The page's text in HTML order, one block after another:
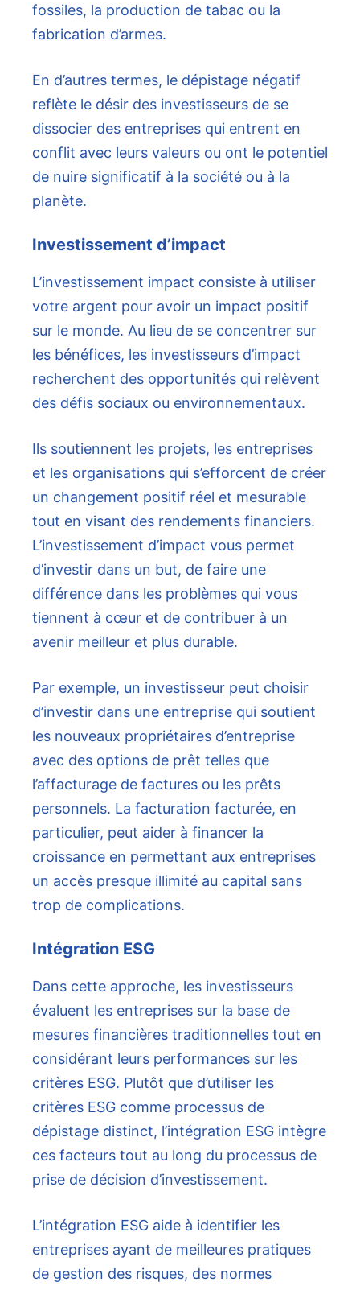
fossiles, la production de tabac ou la
fabrication d’armes.
En d’autres termes, le dépistage négatif
reflète le désir des investisseurs de se
dissocier des entreprises qui entrent en
conflit avec leurs valeurs ou ont le potentiel
de nuire significatif à la société ou à la
planète.
Investissement d’impact
L’investissement impact consiste à utiliser
votre argent pour avoir un impact positif
sur le monde. Au lieu de se concentrer sur
les bénéfices, les investisseurs d’impact
recherchent des opportunités qui relèvent
des défis sociaux ou environnementaux.
Ils soutiennent les projets, les entreprises
et les organisations qui s’efforcent de créer
un changement positif réel et mesurable
tout en visant des rendements financiers.
L’investissement d’impact vous permet
d’investir dans un but, de faire une
différence dans les problèmes qui vous
tiennent à cœur et de contribuer à un
avenir meilleur et plus durable.
Par exemple, un investisseur peut choisir
d’investir dans une entreprise qui soutient
les nouveaux propriétaires d’entreprise
avec des options de prêt telles que
l’affacturage de factures ou les prêts
personnels. La facturation facturée, en
particulier, peut aider à financer la
croissance en permettant aux entreprises
un accès presque illimité au capital sans
trop de complications.
Intégration ESG
Dans cette approche, les investisseurs
évaluent les entreprises sur la base de
mesures financières traditionnelles tout en
considérant leurs performances sur les
critères ESG. Plutôt que d’utiliser les
critères ESG comme processus de
dépistage distinct, l’intégration ESG intègre
ces facteurs tout au long du processus de
prise de décision d’investissement.
L’intégration ESG aide à identifier les
entreprises ayant de meilleures pratiques
de gestion des risques, des normes